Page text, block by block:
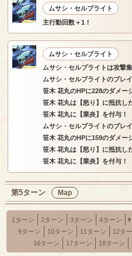
ムサシ・セルブライト
主行動回数＋1！
ムサシ・セルブライト
ムサシ・セルブライトは攻撃集
ムサシ・セルブライトのブレ
笹木 花丸のHPに228のダメー
笹木 花丸は【怒り】に抵抗し
笹木 花丸に【業炎】を付与！
ムサシ・セルブライトのブレ
笹木 花丸のHPに159のダメー
笹木 花丸は【怒り】に抵抗し
笹木 花丸に【業炎】を付与！
第5ターン Map
1ターン 2ターン 3ターン 4ターン
9ターン
10ターン 11ターン 12タ
16ターン
17ターン 18ターン